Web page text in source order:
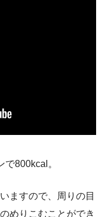
800kcal。
ますので、周りの目
めりこむことができ